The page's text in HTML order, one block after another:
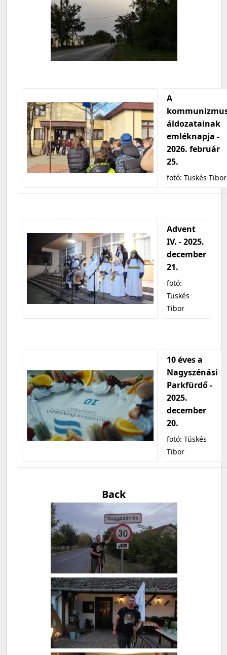
A
áldozatainak
emléknapja -
2026. február
25.
fotó: Tüskés Tibor
Advent
IV. - 2025.
december
21.
fotó:
Tüskés
Tibor
10 éves a
Nagyszénási
Parkfürdő -
2025.
december
20.
fotó: Tüskés
Tibor
Back